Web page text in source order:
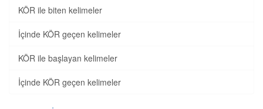
KÖR ile biten kelimeler
İçinde KÖR geçen kelimeler
KÖR ile başlayan kelimeler
İçinde KÖR geçen kelimeler